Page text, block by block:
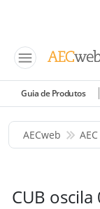
Guia de Produtos
AECweb
CUB